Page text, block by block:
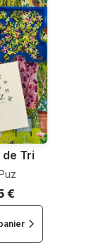
Tri
€